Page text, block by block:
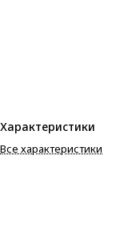
Характеристики
Все характеристики